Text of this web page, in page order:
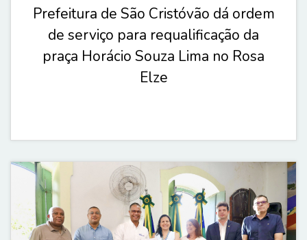
Prefeitura de São Cristóvão dá ordem
de serviço para requalificação da
praça Horácio Souza Lima no Rosa
Elze